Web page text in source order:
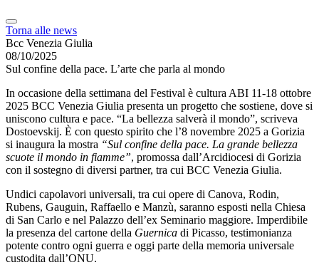
Torna alle news
Bcc Venezia Giulia
08/10/2025
Sul confine della pace. L’arte che parla al mondo
In occasione della settimana del Festival è cultura ABI 11-18 ottobre
2025 BCC Venezia Giulia presenta un progetto che sostiene, dove si
uniscono cultura e pace. “La bellezza salverà il mondo”, scriveva
Dostoevskij. È con questo spirito che l’8 novembre 2025 a Gorizia
si inaugura la mostra “Sul confine della pace. La grande bellezza
scuote il mondo in fiamme”, promossa dall’Arcidiocesi di Gorizia
con il sostegno di diversi partner, tra cui BCC Venezia Giulia.
Undici capolavori universali, tra cui opere di Canova, Rodin,
Rubens, Gauguin, Raffaello e Manzù, saranno esposti nella Chiesa
di San Carlo e nel Palazzo dell’ex Seminario maggiore. Imperdibile
la presenza del cartone della Guernica di Picasso, testimonianza
potente contro ogni guerra e oggi parte della memoria universale
custodita dall’ONU.